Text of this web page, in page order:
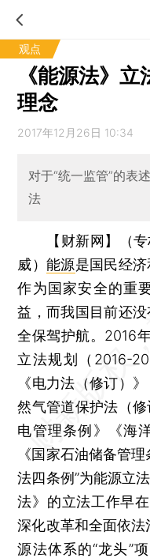
观点
《能源法》
理念
2017年12月26日 10:34
对于“统一监管”的表
法
【财新网】（
威）能源是国民经
作为国家安全的重
益，而我国目前还
全保驾护航。2016
立法规划（2016-
《电力法（修订）
然气管道保护法（
电管理条例》《海
《国家石油储备管
法四条例”为能源立
法》的立法工作早
深化改革和全面依法
源法体系的“龙头”